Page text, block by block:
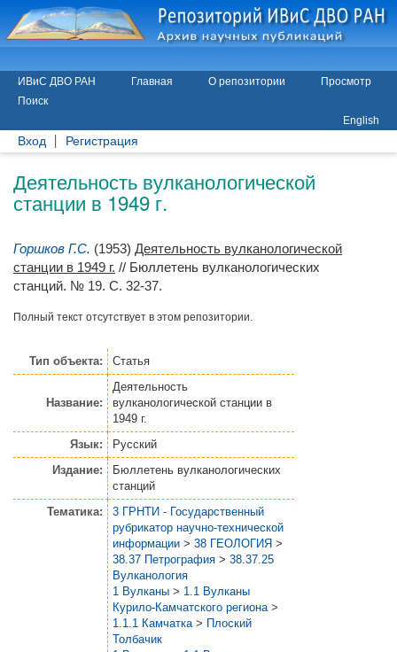
ИВиС ДВО РАН Главная О репозитории
Просмотр
Поиск
English
Вход Регистрация
Деятельность вулканологической
станции в 1949 г.
Горшков Г.С. (1953) Деятельность вулканологической
станции в 1949 г. // Бюллетень вулканологических
станций. № 19. С. 32-37.
Полный текст отсутствует в этом репозитории.
Тип объекта: Статья
Название:
Деятельность
вулканологической станции в
1949 г.
Язык:
Русский
Издание:
Бюллетень вулканологических
станций
Тематика:
3 ГРНТИ - Государственный
рубрикатор научно-технической
информации > 38 ГЕОЛОГИЯ >
38.37 Петрография > 38.37.25
Вулканология
1 Вулканы > 1.1 Вулканы
Курило-Камчатского региона >
1.1.1 Камчатка > Плоский
Толбачик